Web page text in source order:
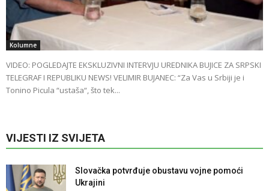
Kolumne
VIDEO: POGLEDAJTE EKSKLUZIVNI INTERVJU UREDNIKA BUJICE ZA SRPSKI
TELEGRAF I REPUBLIKU NEWS! VELIMIR BUJANEC: “Za Vas u Srbiji je i
Tonino Picula “ustaša“, što tek...
VIJESTI IZ SVIJETA
Slovačka potvrđuje obustavu vojne pomoći
Ukrajini